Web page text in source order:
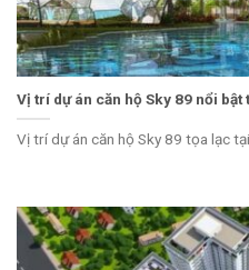
Vị trí dự án căn hộ Sky 89 nổi bật
Vị trí dự án căn hộ Sky 89 tọa lạc